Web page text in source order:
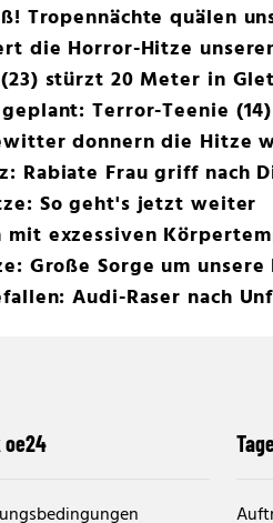
Tropennächte quälen
die Horror-Hitze
stürzt 20 Meter in
Terror-Teenie
donnern die Hitze
Rabiate Frau griff nach
So geht's jetzt weiter
mit exzessiven
Große Sorge um unsere
Audi-Raser nach
oe24